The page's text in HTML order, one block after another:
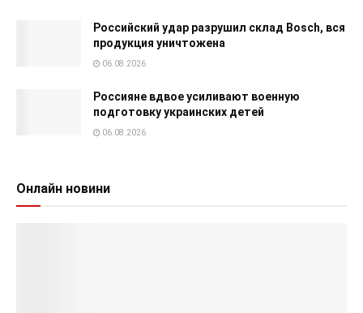
Российский удар разрушил склад Bosch, вся
продукция уничтожена
06.08.2026
Россияне вдвое усиливают военную
подготовку украинских детей
06.08.2026
Онлайн новини